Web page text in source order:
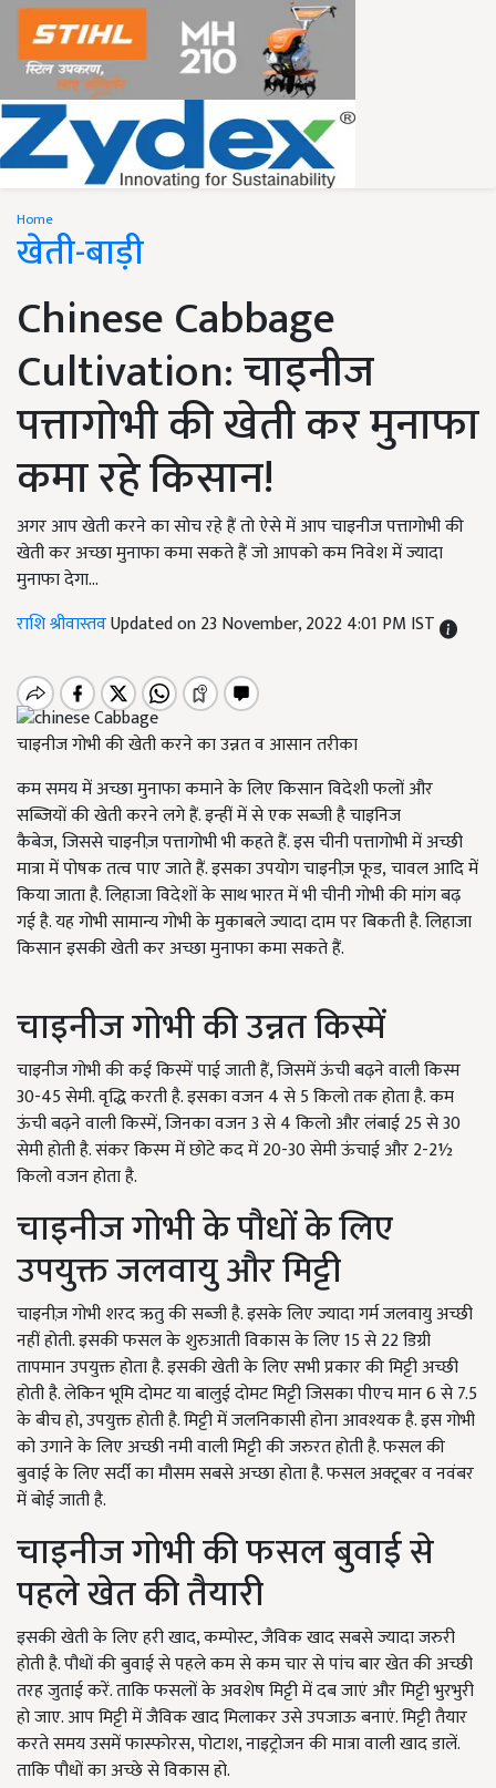
Home
खेती-बाड़ी
Chinese Cabbage
Cultivation: चाइनीज
पत्तागोभी की खेती कर मुनाफा
कमा रहे किसान!
अगर आप खेती करने का सोच रहे हैं तो ऐसे में आप चाइनीज पत्तागोभी की
खेती कर अच्छा मुनाफा कमा सकते हैं जो आपको कम निवेश में ज्यादा
मुनाफा देगा...
राशि श्रीवास्तवUpdated on 23 November, 2022 4:01 PM IST
चाइनीज गोभी की खेती करने का उन्नत व आसान तरीका
कम समय में अच्छा मुनाफा कमाने के लिए किसान विदेशी फलों और
सब्जियों की खेती करने लगे हैं. इन्हीं में से एक सब्जी है चाइनिज
कैबेज,जिससे चाइनीज़ पत्तागोभी भी कहते हैं. इस चीनी पत्तागोभी में अच्छी
मात्रा में पोषक तत्व पाए जाते हैं. इसका उपयोग चाइनीज़ फूड,चावल आदि में
किया जाता है. लिहाजा विदेशों के साथ भारत में भी चीनी गोभी की मांग बढ़
गई है. यह गोभी सामान्य गोभी के मुकाबले ज्यादा दाम पर बिकती है. लिहाजा
किसान इसकी खेती कर अच्छा मुनाफा कमा सकते हैं.
चाइनीज गोभी की उन्नत किस्में
चाइनीज गोभी की कई किस्में पाई जाती हैं, जिसमें ऊंची बढ़ने वाली किस्म
30-45 सेमी. वृद्धि करती है. इसका वजन 4 से 5 किलो तक होता है. कम
ऊंची बढ़ने वाली किस्में, जिनका वजन 3 से 4 किलो और लंबाई 25 से 30
सेमी होती है. संकर किस्म में छोटे कद में 20-30 सेमी ऊंचाई और 2-2½
किलो वजन होता है.
चाइनीज गोभी के पौधों के लिए
उपयुक्त जलवायु और मिट्टी
चाइनीज़ गोभी शरद ऋतु की सब्जी है. इसके लिए ज्यादा गर्म जलवायु अच्छी
नहीं होती. इसकी फसल के शुरुआती विकास के लिए 15 से 22 डिग्री
तापमान उपयुक्त होता है. इसकी खेती के लिए सभी प्रकार की मिट्टी अच्छी
होती है. लेकिन भूमि दोमट या बालुई दोमट मिट्टी जिसका पीएच मान 6 से 7.5
के बीच हो, उपयुक्त होती है. मिट्टी में जलनिकासी होना आवश्यक है. इस गोभी
को उगाने के लिए अच्छी नमी वाली मिट्टी की जरुरत होती है. फसल की
बुवाई के लिए सर्दी का मौसम सबसे अच्छा होता है. फसल अक्टूबर व नवंबर
में बोई जाती है.
चाइनीज गोभी की फसल बुवाई से
पहले खेत की तैयारी
इसकी खेती के लिए हरी खाद, कम्पोस्ट, जैविक खाद सबसे ज्यादा जरुरी
होती है. पौधों की बुवाई से पहले कम से कम चार से पांच बार खेत की अच्छी
तरह जुताई करें. ताकि फसलों के अवशेष मिट्टी में दब जाएं और मिट्टी भुरभुरी
हो जाए. आप मिट्टी में जैविक खाद मिलाकर उसे उपजाऊ बनाएं. मिट्टी तैयार
करते समय उसमें फास्फोरस, पोटाश, नाइट्रोजन की मात्रा वाली खाद डालें.
ताकि पौधों का अच्छे से विकास हो.